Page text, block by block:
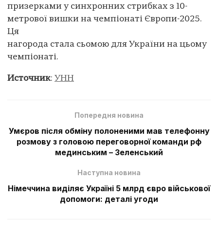
призерками у синхронних стрибках з 10-
метрової вишки на чемпіонаті Європи-2025.
Ця
нагорода стала сьомою для України на цьому
чемпіонаті.
Источник: УНН
Попередня новина
Умєров після обміну полоненими мав телефонну
розмову з головою переговорної команди рф
мединським – Зеленський
Наступна новина
Німеччина виділяє Україні 5 млрд євро військової
допомоги: деталі угоди